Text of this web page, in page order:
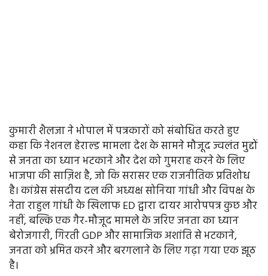
कुमारी शैलजा ने भोपाल में पत्रकारों को संबोधित करते हुए
कहा कि नेशनल हेराल्ड मामला देश के सामने मौजूद ज्वलंत मुद्दों
से जनता का ध्यान भटकाने और देश को गुमराह करने के लिए
भाजपा की साज़िश है, जो कि सरासर एक राजनीतिक प्रतिशोध
है। कांग्रेस संसदीय दल की अध्यक्ष सोनिया गांधी और विपक्ष के
नेता राहुल गांधी के खिलाफ ED द्वारा दायर आरोपपत्र कुछ और
नहीं, बल्कि एक गैर-मौजूद मामले के जरिए जनता का ध्यान
बेरोजगारी, गिरती GDP और सामाजिक अशांति से भटकाने,
जनता को भ्रमित करने और बरगलाने के लिए गढ़ा गया एक झूठ
है।